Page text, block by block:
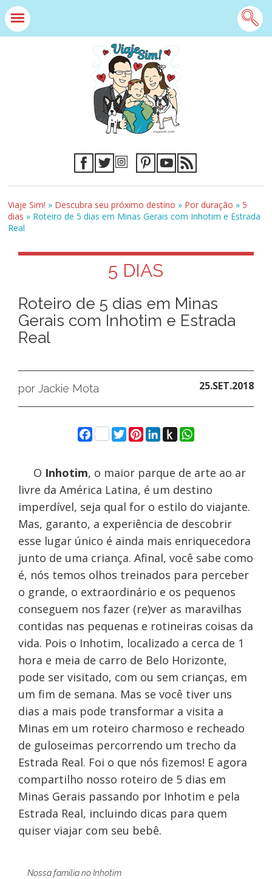
Viaje Sim! » Descubra seu próximo destino » Por duração »5
dias » Roteiro de 5 dias em Minas Gerais com Inhotim e Estrada
Real
5 DIAS
Roteiro de 5 dias em Minas
Gerais com Inhotim e Estrada
Real
por Jackie Mota 25.SET.2018
Facebook
Twitter
Pinterest
LinkedIn
Push
to
WhatsApp
O Inhotim, o maior parque de arte ao ar
livre da América Latina, é um destino
imperdível, seja qual for o estilo do viajante.
Mas, garanto, a experiência de descobrir
esse lugar único é ainda mais enriquecedora
junto de uma criança. Afinal, você sabe como
é, nós temos olhos treinados para perceber
o grande, o extraordinário e os pequenos
conseguem nos fazer (re)ver as maravilhas
contidas nas pequenas e rotineiras coisas da
vida. Pois o Inhotim, localizado a cerca de 1
hora e meia de carro de Belo Horizonte,
pode ser visitado, com ou sem crianças, em
um fim de semana. Mas se você tiver uns
dias a mais pode transformar a visita a
Minas em um roteiro charmoso e recheado
de guloseimas percorrendo um trecho da
Estrada Real. Foi o que nós fizemos! E agora
compartilho nosso roteiro de 5 dias em
Minas Gerais passando por Inhotim e pela
Estrada Real, incluindo dicas para quem
quiser viajar com seu bebê.
Nossa família no Inhotim